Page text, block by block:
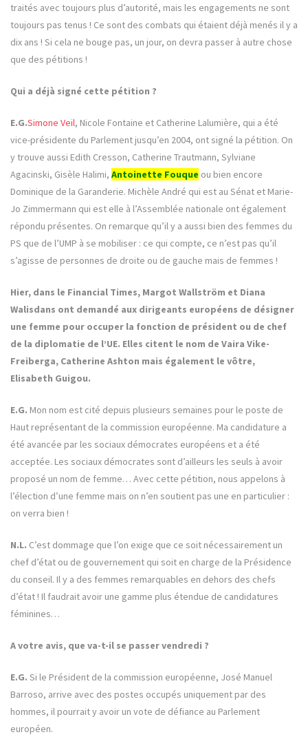
traités avec toujours plus d’autorité, mais les engagements ne sont
toujours pas tenus ! Ce sont des combats qui étaient déjà menés il y a
dix ans ! Si cela ne bouge pas, un jour, on devra passer à autre chose
que des pétitions !
Qui a déjà signé cette pétition ?
E.G.Simone Veil, Nicole Fontaine et Catherine Lalumière, qui a été
vice-présidente du Parlement jusqu’en 2004, ont signé la pétition. On
y trouve aussi Edith Cresson, Catherine Trautmann, Sylviane
Agacinski, Gisèle Halimi, Antoinette Fouque ou bien encore
Dominique de la Garanderie. Michèle André qui est au Sénat et Marie-
Jo Zimmermann qui est elle à l’Assemblée nationale ont également
répondu présentes. On remarque qu’il y a aussi bien des femmes du
PS que de l’UMP à se mobiliser : ce qui compte, ce n’est pas qu’il
s’agisse de personnes de droite ou de gauche mais de femmes !
Hier, dans le Financial Times, Margot Wallström et Diana
Walisdans ont demandé aux dirigeants européens de désigner
une femme pour occuper la fonction de président ou de chef
de la diplomatie de l’UE. Elles citent le nom de Vaira Vike-
Freiberga, Catherine Ashton mais également le vôtre,
Elisabeth Guigou.
E.G. Mon nom est cité depuis plusieurs semaines pour le poste de
Haut représentant de la commission européenne. Ma candidature a
été avancée par les sociaux démocrates européens et a été
acceptée. Les sociaux démocrates sont d’ailleurs les seuls à avoir
proposé un nom de femme… Avec cette pétition, nous appelons à
l’élection d’une femme mais on n’en soutient pas une en particulier :
on verra bien !
N.L. C’est dommage que l’on exige que ce soit nécessairement un
chef d’état ou de gouvernement qui soit en charge de la Présidence
du conseil. Il y a des femmes remarquables en dehors des chefs
d’état ! Il faudrait avoir une gamme plus étendue de candidatures
féminines…
A votre avis, que va-t-il se passer vendredi ?
E.G. Si le Président de la commission européenne, José Manuel
Barroso, arrive avec des postes occupés uniquement par des
hommes, il pourrait y avoir un vote de défiance au Parlement
européen.